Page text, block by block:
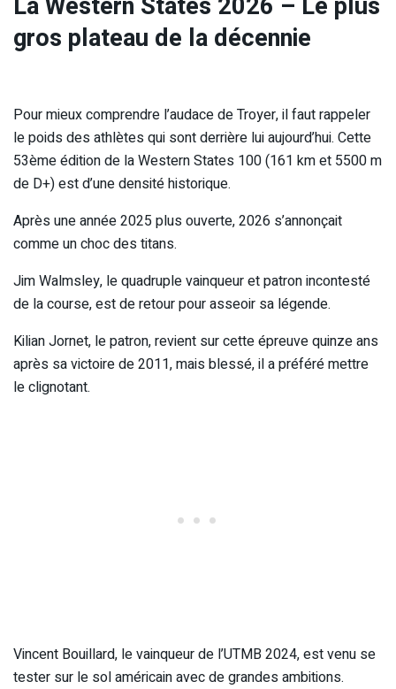
gros plateau de la décennie
Pour mieux comprendre l’audace de Troyer, il faut rappeler
le poids des athlètes qui sont derrière lui aujourd’hui. Cette
53ème édition de la Western States 100 (161 km et 5500 m
de D+) est d’une densité historique.
Après une année 2025 plus ouverte, 2026 s’annonçait
comme un choc des titans.
Jim Walmsley, le quadruple vainqueur et patron incontesté
de la course, est de retour pour asseoir sa légende.
Kilian Jornet, le patron, revient sur cette épreuve quinze ans
après sa victoire de 2011, mais blessé, il a préféré mettre
le clignotant.
Vincent Bouillard, le vainqueur de l’UTMB 2024, est venu se
tester sur le sol américain avec de grandes ambitions.